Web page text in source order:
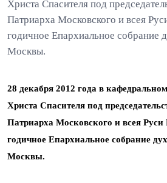
Христа Спасителя под
Патриарха Московского и всея
годичное Епархиальное собрание
Москвы.
28 декабря 2012 года в
Христа Спасителя под
Патриарха Московского и всея Руси
годичное Епархиальное собрание
Москвы.